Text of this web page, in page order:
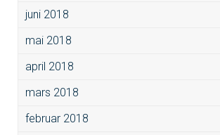
juni 2018
mai 2018
april 2018
mars 2018
februar 2018